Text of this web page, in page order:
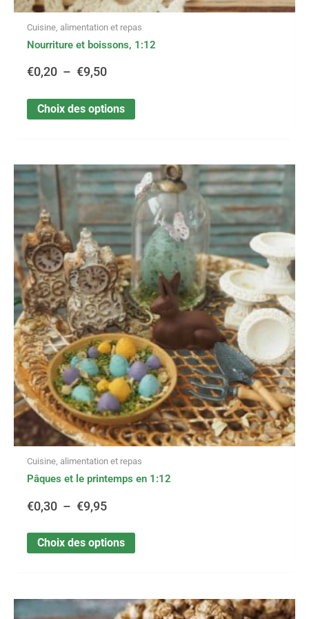
Cuisine, alimentation et repas
Nourriture et boissons, 1:12
€0,20 – €9,50
Choix des options
Cuisine, alimentation et repas
Pâques et le printemps en 1:12
€0,30 – €9,95
Plage
prix :
€0,30
à
€9,95
Choix des options
Ce
produit
a
plusieurs
variations.
Les
options
peuvent
être
choisies
sur
la
page
du
produit
Plage
Ce